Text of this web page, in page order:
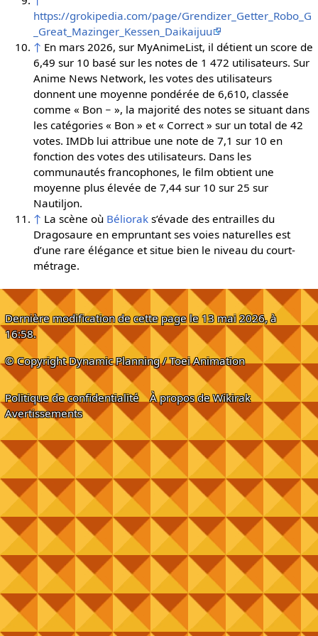
https://grokipedia.com/page/Grendizer_Getter_Robo_G
_Great_Mazinger_Kessen_Daikaijuu
↑ En mars 2026, sur MyAnimeList, il détient un score de
6,49 sur 10 basé sur les notes de 1 472 utilisateurs. Sur
Anime News Network, les votes des utilisateurs
donnent une moyenne pondérée de 6,610, classée
comme « Bon − », la majorité des notes se situant dans
les catégories « Bon » et « Correct » sur un total de 42
votes. IMDb lui attribue une note de 7,1 sur 10 en
fonction des votes des utilisateurs. Dans les
communautés francophones, le film obtient une
moyenne plus élevée de 7,44 sur 10 sur 25 sur
Nautiljon.
↑ La scène où Bélioraks’évade des entrailles du
Dragosaure en empruntant ses voies naturelles est
d’une rare élégance et situe bien le niveau du court-
métrage.
Dernière modification de cette page le 13 mai 2026, à
16:58.
© Copyright Dynamic Planning / Toei Animation
Politique de confidentialité
À propos de Wikirak
Avertissements